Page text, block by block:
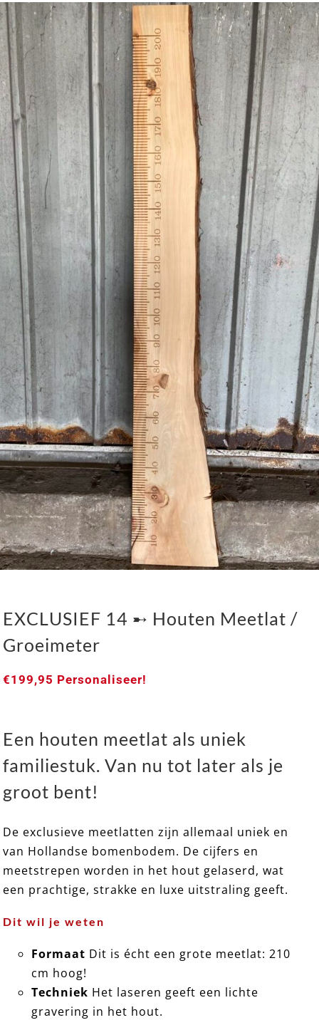
EXCLUSIEF 14 ➸ Houten Meetlat / Groeimeter
EXCLUSIEF 14 ➸ Houten Meetlat /
Groeimeter
€199,95 Personaliseer!
Een houten meetlat als uniek
familiestuk. Van nu tot later als je
groot bent!
De exclusieve meetlatten zijn allemaal uniek en
van Hollandse bomenbodem. De cijfers en
meetstrepen worden in het hout gelaserd, wat
een prachtige, strakke en luxe uitstraling geeft.
Dit wil je weten
Formaat Dit is écht een grote meetlat: 210
cm hoog!
Techniek Het laseren geeft een lichte
gravering in het hout.